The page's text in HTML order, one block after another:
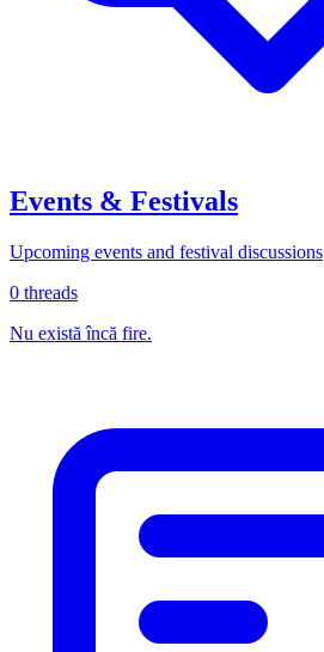
Events & Festivals
Upcoming events and festival discussions
0 threads
Nu există încă fire.